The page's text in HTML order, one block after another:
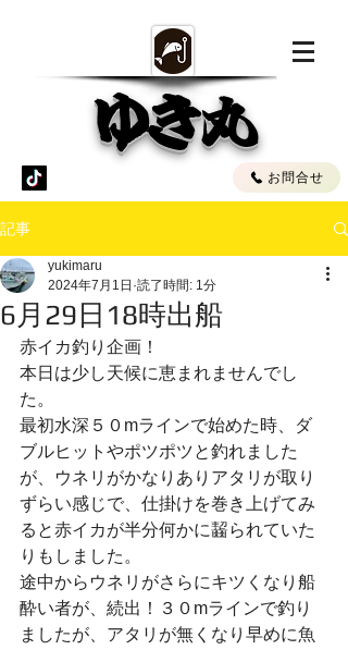
ゆき丸
お問合せ
記事
6月29日18時出船
yukimaru
2024年7月1日 読了時間: 1分
赤イカ釣り企画！
本日は少し天候に恵まれませんでし
た。
最初水深５０mラインで始めた時、ダ
ブルヒットやポツポツと釣れました
が、ウネリがかなりありアタリが取り
ずらい感じで、仕掛けを巻き上げてみ
ると赤イカが半分何かに齧られていた
りもしました。
途中からウネリがさらにキツくなり船
酔い者が、続出！３０mラインで釣り
ましたが、アタリが無くなり早めに魚